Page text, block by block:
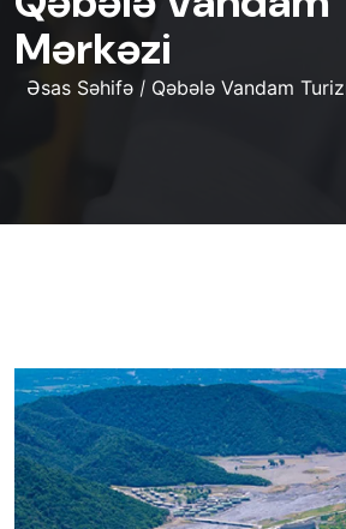
Mərkəzi
Əsas Səhifə / Qəbələ Vandam